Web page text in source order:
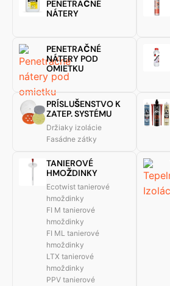
PENETRAČNÉ
NÁTERY
PENETRAČNÉ
NÁTERY POD
OMIETKU
PRÍSLUŠENSTVO K
ZATEP. SYSTÉMU
Držiaky izolácie
Fasádne zátky
TANIEROVÉ
HMOŽDINKY
Ecotwist tanierové
hmoždinky
FI M tanierové
hmoždinky
FI ML tanierové
hmoždinky
LTX tanierové
hmoždinky
PPV tanierové